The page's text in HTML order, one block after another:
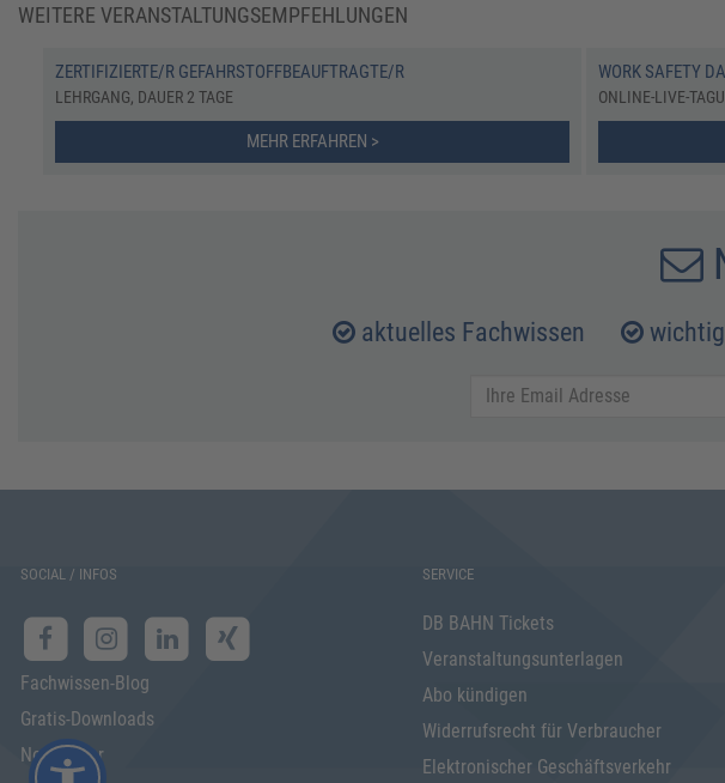
WEITERE VERANSTALTUNGSEMPFEHLUNGEN
ZERTIFIZIERTE/R GEFAHRSTOFFBEAUFTRAGTE/R
LEHRGANG, DAUER 2 TAGE
MEHR ERFAHREN >
WORK SAFETY
ONLINE-LIVE-
aktuelles Fachwissen
SOCIAL / INFOS
Fachwissen-Blog
Gratis-Downloads
Newsletter
SERVICE
DB BAHN Tickets
Veranstaltungsunterlagen
Abo kündigen
Widerrufsrecht für Verbraucher
Elektronischer Geschäftsverkehr